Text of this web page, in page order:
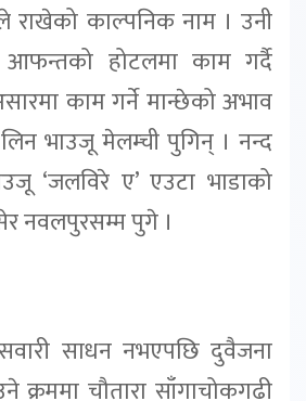
राखेको काल्पनिक नाम । उनी
आफन्तको होटलमा काम गर्दै
काम गर्ने मान्छेको अभाव
भाउजू मेलम्ची पुगिन् । नन्द
‘जलविरे ए’ एउटा भाडाको
नवलपुरसम्म पुगे ।
साधन नभएपछि दुवैजना
क्रममा चौतारा साँगाचोकगढी